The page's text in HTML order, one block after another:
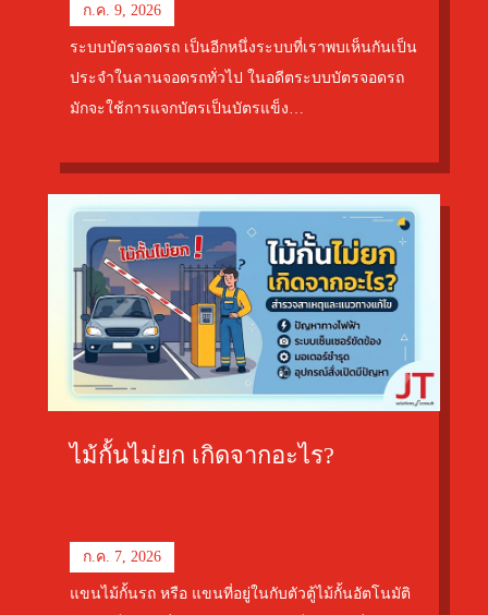
ก.ค. 9, 2026
ระบบบัตรจอดรถ เป็นอีกหนึ่งระบบที่เราพบเห็นกันเป็น
ประจำในลานจอดรถทั่วไป ในอดีตระบบบัตรจอดรถ
มักจะใช้การแจกบัตรเป็นบัตรแข็ง…
ไม้กั้นไม่ยก เกิดจากอะไร?
ก.ค. 7, 2026
แขนไม้กั้นรถ หรือ แขนที่อยู่ในกับตัวตู้ไม้กั้นอัตโนมัติ